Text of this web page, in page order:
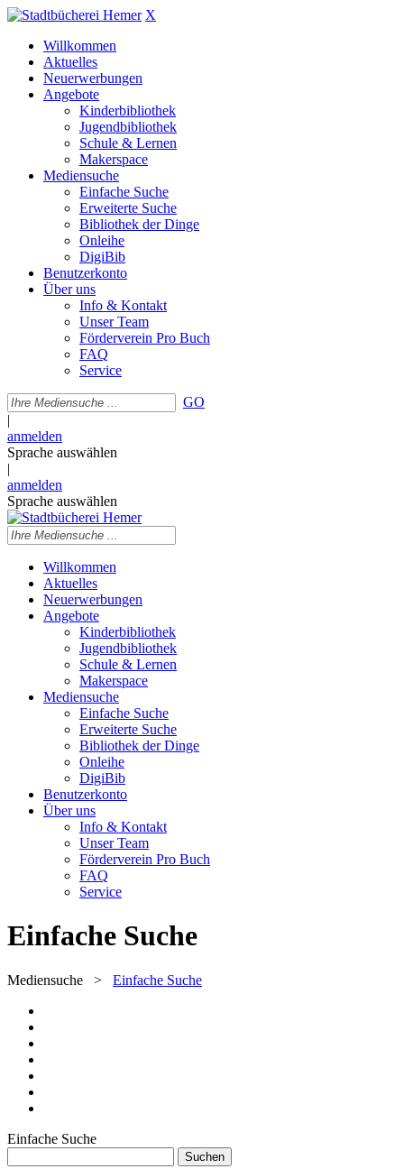
X
Willkommen
Aktuelles
Neuerwerbungen
Angebote
Kinderbibliothek
Jugendbibliothek
Schule & Lernen
Makerspace
Mediensuche
Einfache Suche
Erweiterte Suche
Bibliothek der Dinge
Onleihe
DigiBib
Benutzerkonto
Über uns
Info & Kontakt
Unser Team
Förderverein Pro Buch
FAQ
Service
GO
|
anmelden
Sprache auswählen
|
anmelden
Sprache auswählen
Willkommen
Aktuelles
Neuerwerbungen
Angebote
Kinderbibliothek
Jugendbibliothek
Schule & Lernen
Makerspace
Mediensuche
Einfache Suche
Erweiterte Suche
Bibliothek der Dinge
Onleihe
DigiBib
Benutzerkonto
Über uns
Info & Kontakt
Unser Team
Förderverein Pro Buch
FAQ
Service
Einfache Suche
Mediensuche > Einfache Suche
Einfache Suche